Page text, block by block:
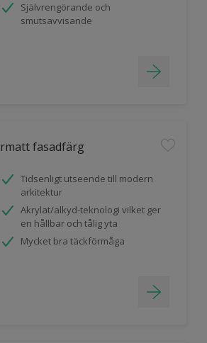
Självrengörande och
smutsavvisande
fasadfärg
Tidsenligt utseende till modern
arkitektur
Akrylat/alkyd-teknologi vilket ger
en hållbar och tålig yta
Mycket bra täckförmåga